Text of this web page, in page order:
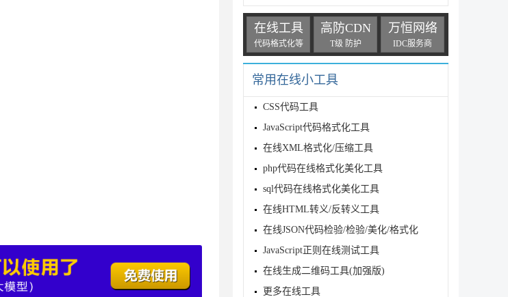
在线工具
代码格式化等
高防CDN
T级 防护
万恒网络
IDC服务商
常用在线小工具
CSS代码工具
JavaScript代码格式化工具
在线XML格式化/压缩工具
php代码在线格式化美化工具
sql代码在线格式化美化工具
在线HTML转义/反转义工具
在线JSON代码检验/检验/美化/格式化
JavaScript正则在线测试工具
在线生成二维码工具(加强版)
更多在线工具